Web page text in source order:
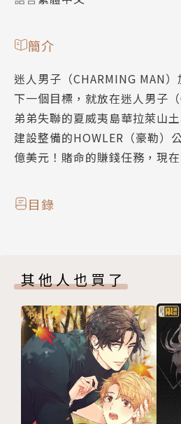
簡介
迷人男子（CHARMING MAN
下一個目標，就放在迷人男子
弟弟失聯的夏威夷島華拉萊山
建設整備的HOWLER（豪勒）
億美元！賭命的賺錢任務，現在
目錄
其他人也買了